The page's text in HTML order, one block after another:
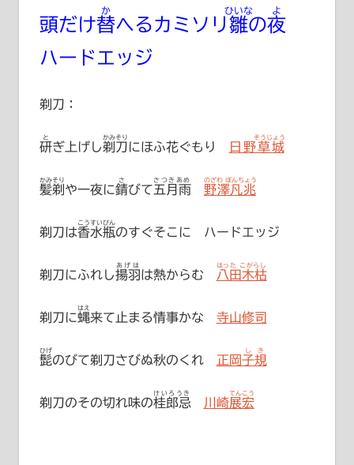
頭だけ替
か
へるカミソリ 雛
ひいな
の夜
よ
ハードエッジ
剃刀：
研
と
ぎ上げし剃刀
かみそり
にほふ花ぐもり 日野草城
そうじょう
髪剃
かみそり
や一夜に錆
さ
びて五月雨
さつきあめ
野澤凡兆
のざわ ぼんちょう
剃刀は香水瓶
こうすいびん
のすぐそこに ハードエッジ
剃刀にふれし揚羽
あげは
は熱からむ 八田木枯
はった こがらし
剃刀に蝿
はえ
来て止まる情事かな 寺山修司
髭
ひげ
のびて剃刀さびぬ秋のくれ 正岡子規
しき
剃刀のその切れ味の桂郎忌
けいろうき
川崎展宏
てんこう